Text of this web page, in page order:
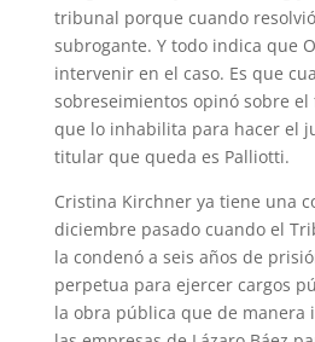
tribunal porque cuando
subrogante. Y todo indica que
intervenir en el caso. Es que
sobreseimientos opinó sobre el
que lo inhabilita para hacer el
titular que queda es Palliotti.
Cristina Kirchner ya tiene una
diciembre pasado cuando el
la condenó a seis años de
perpetua para ejercer cargos
la obra pública que de manera